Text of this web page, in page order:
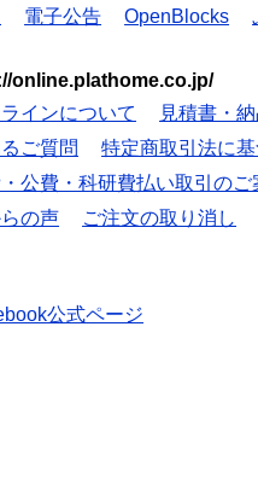
電子公告 OpenBlocks
online.plathome.co.jp/
インについて
見積書・
ご質問
特定商取引法に
公費・科研費払い取引のご
の声 ご注文の取り消し
公式ページ